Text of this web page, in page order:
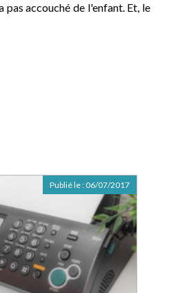
pas accouché de l'enfant. Et, le
Publié le : 06/07/2017